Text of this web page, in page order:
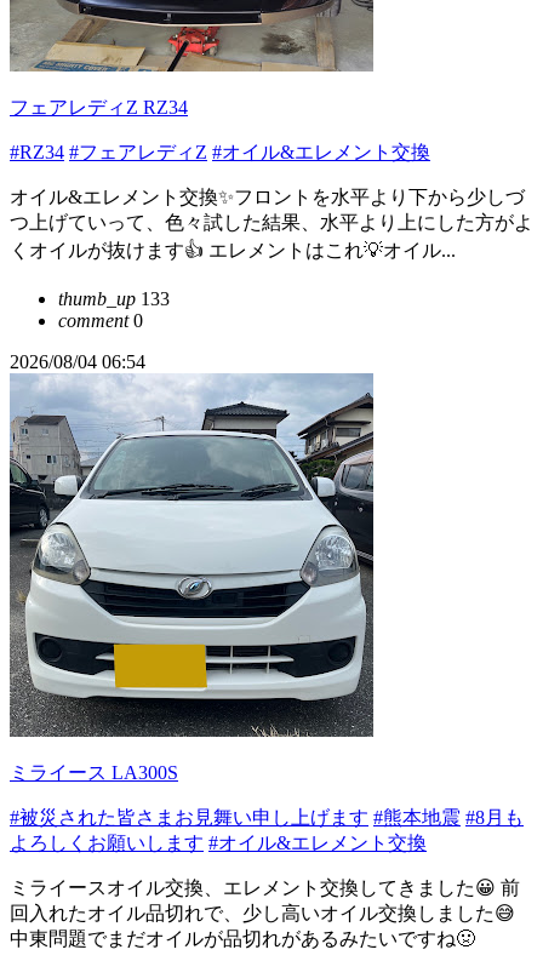
フェアレディZ RZ34
#RZ34 #フェアレディZ #オイル&エレメント交換
オイル&エレメント交換✨フロントを水平より下から少しづ
つ上げていって、色々試した結果、水平より上にした方がよ
くオイルが抜けます👍 エレメントはこれ💡オイル...
thumb_up 133
comment0
2026/08/04 06:54
ミライース LA300S
#被災された皆さまお見舞い申し上げます #熊本地震 #8月も
よろしくお願いします #オイル&エレメント交換
ミライースオイル交換、エレメント交換してきました😀 前
回入れたオイル品切れで、少し高いオイル交換しました😅
中東問題でまだオイルが品切れがあるみたいですね🤢